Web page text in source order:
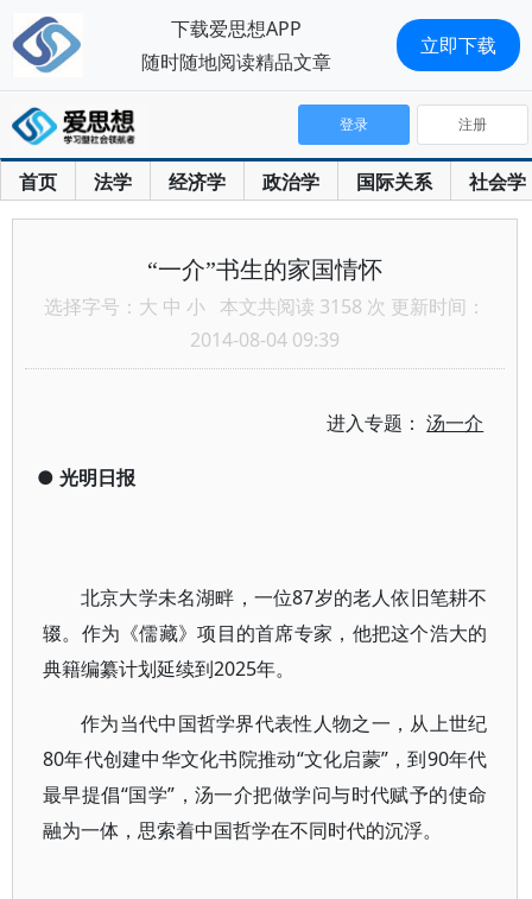
首页 法学 经济学 政治学 国际关系 社会学
登录 注册
“一介”书生的家国情怀
选择字号： 大 中 小 本文共阅读 3158 次 更新时间：
2014-08-04 09:39
进入专题：汤一介
● 光明日报
北京大学未名湖畔，一位87岁的老人依旧笔耕不
辍。作为《儒藏》项目的首席专家，他把这个浩大的
典籍编纂计划延续到2025年。
作为当代中国哲学界代表性人物之一，从上世纪
80年代创建中华文化书院推动“文化启蒙”，到90年代
最早提倡“国学”，汤一介把做学问与时代赋予的使命
融为一体，思索着中国哲学在不同时代的沉浮。
下载爱思想APP
随时随地阅读精品文章
立即下载